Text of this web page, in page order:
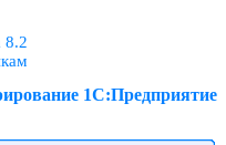
8.2
1С:Предприятие